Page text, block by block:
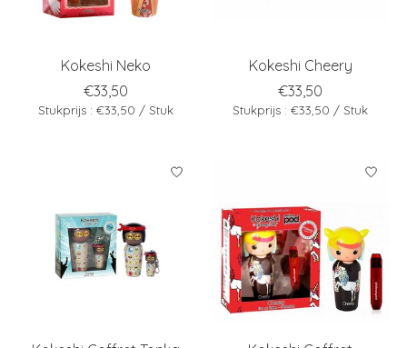
Kokeshi Neko
€33,50
Stukprijs : €33,50 / Stuk
Kokeshi Cheery
€33,50
Stukprijs : €33,50 / Stuk